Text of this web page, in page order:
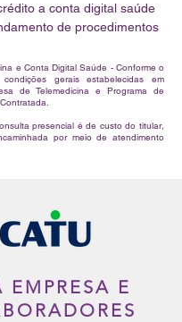
a conta digital saúde
de procedimentos
e Conta Digital Saúde - Conforme o
gerais estabelecidas em
de Telemedicina e Programa de
presencial é de custo do titular,
por meio de atendimento
EMPRESA E